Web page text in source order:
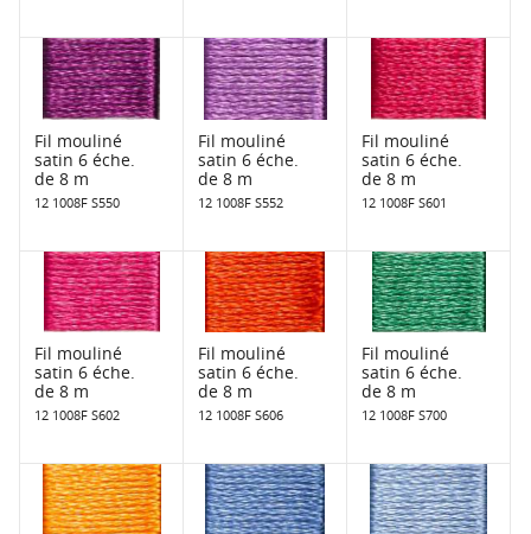
Fil mouliné
satin 6 éche.
de 8 m
12 1008F S550
Fil mouliné
satin 6 éche.
de 8 m
12 1008F S552
Fil mouliné
satin 6 éche.
de 8 m
12 1008F S601
Fil mouliné
satin 6 éche.
de 8 m
12 1008F S602
Fil mouliné
satin 6 éche.
de 8 m
12 1008F S606
Fil mouliné
satin 6 éche.
de 8 m
12 1008F S700